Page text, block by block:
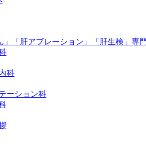
」「肝アブレーション」「肝生検」専
科
ーション科